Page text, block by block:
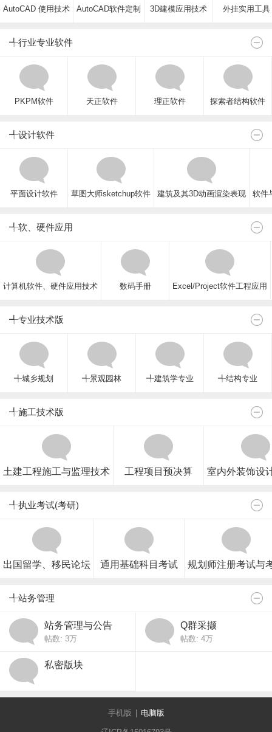
AutoCAD 使用技术 AutoCAD软件定制 3D建模应用技术 外挂实用工具
╃行业专业软件
PKPM软件 天正软件 理正软件 探索者结构软件
╃设计软件
平面设计软件 草图大师sketchup软件 建筑及其3D动画渲染表现 软件
╃软、硬件应用
计算机软件、硬件应用技术 数码手册 Excel/Project软件工程应用
╃专业技术版
╃城乡规划 ╃景观园林 ╃建筑学专业 ╃结构专业
╃施工技术版
土建工程施工与监理技术 工程项目预决算 室内外装饰设
╃执业考试(考研)
出国留学、移民论坛 通用基础科目考试 规划师注册考试与
╃站务管理
站务管理与公告
帖数: 3万
Q群采撷
帖数: 4万
私密版块
手机版 电脑版